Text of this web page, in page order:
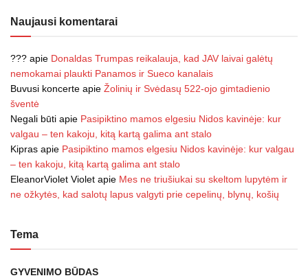
Naujausi komentarai
??? apie Donaldas Trumpas reikalauja, kad JAV laivai galėtų
nemokamai plaukti Panamos ir Sueco kanalais
Buvusi koncerte apie Žolinių ir Svėdasų 522-ojo gimtadienio
šventė
Negali būti apie Pasipiktino mamos elgesiu Nidos kavinėje: kur
valgau – ten kakoju, kitą kartą galima ant stalo
Kipras apie Pasipiktino mamos elgesiu Nidos kavinėje: kur valgau
– ten kakoju, kitą kartą galima ant stalo
EleanorViolet Violet apie Mes ne triušiukai su skeltom lupytėm ir
ne ožkytės, kad salotų lapus valgyti prie cepelinų, blynų, košių
Tema
GYVENIMO BŪDAS